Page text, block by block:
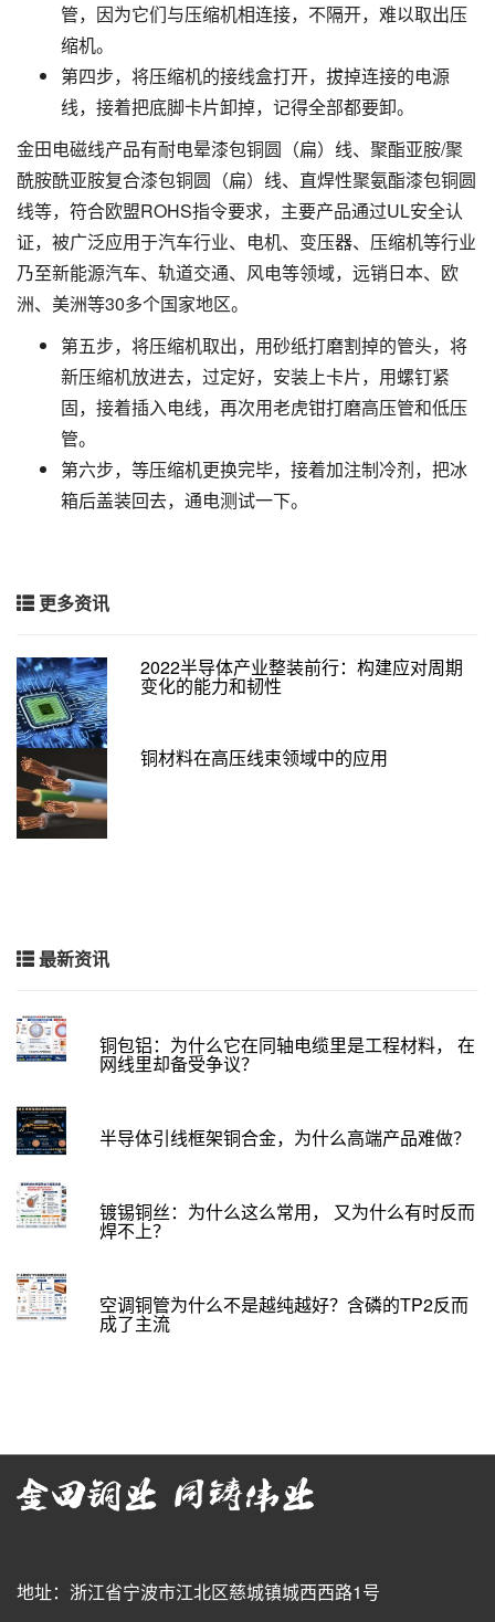
管，因为它们与压缩机相连接，不隔开，难以取出压
缩机。
第四步，将压缩机的接线盒打开，拔掉连接的电源
线，接着把底脚卡片卸掉，记得全部都要卸。
金田电磁线产品有耐电晕漆包铜圆（扁）线、聚酯亚胺/聚
酰胺酰亚胺复合漆包铜圆（扁）线、直焊性聚氨酯漆包铜圆
线等，符合欧盟ROHS指令要求，主要产品通过UL安全认
证，被广泛应用于汽车行业、电机、变压器、压缩机等行业
乃至新能源汽车、轨道交通、风电等领域，远销日本、欧
洲、美洲等30多个国家地区。
第五步，将压缩机取出，用砂纸打磨割掉的管头，将
新压缩机放进去，过定好，安装上卡片，用螺钉紧
固，接着插入电线，再次用老虎钳打磨高压管和低压
管。
第六步，等压缩机更换完毕，接着加注制冷剂，把冰
箱后盖装回去，通电测试一下。
更多资讯
2022半导体产业整装前行：构建应对周期
变化的能力和韧性
铜材料在高压线束领域中的应用
最新资讯
铜包铝：为什么它在同轴电缆里是工程材料， 在
网线里却备受争议？
半导体引线框架铜合金，为什么高端产品难做？
镀锡铜丝：为什么这么常用， 又为什么有时反而
焊不上？
空调铜管为什么不是越纯越好？含磷的TP2反而
成了主流
地址：浙江省宁波市江北区慈城镇城西西路1号